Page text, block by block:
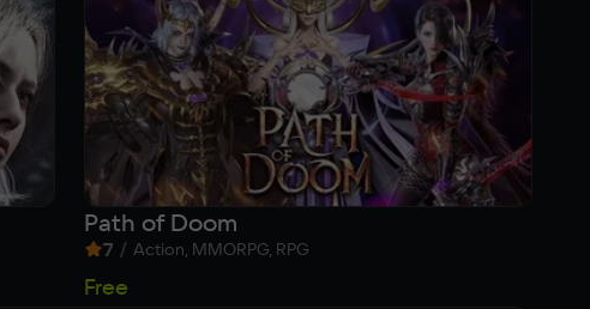
Path of Doom
7 / Action, MMORPG, RPG
Free